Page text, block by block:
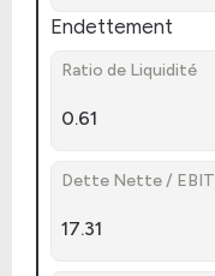
Endettement
Ratio de Liquidité
0.61
Dette Nette / EBIT
17.31